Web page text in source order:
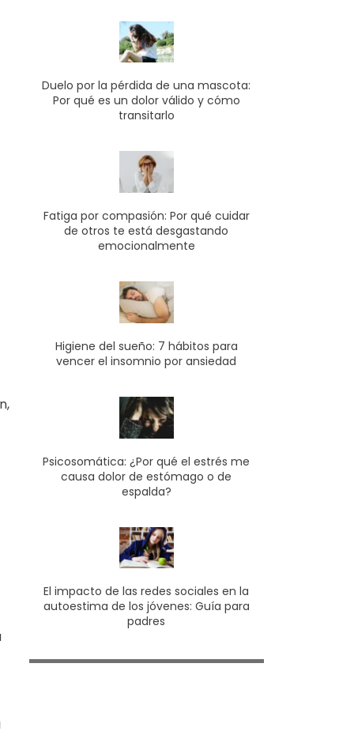
Duelo por la pérdida de una mascota:
Por qué es un dolor válido y cómo
transitarlo
Fatiga por compasión: Por qué cuidar
de otros te está desgastando
emocionalmente
Higiene del sueño: 7 hábitos para
vencer el insomnio por ansiedad
Psicosomática: ¿Por qué el estrés me
causa dolor de estómago o de
espalda?
El impacto de las redes sociales en la
autoestima de los jóvenes: Guía para
padres